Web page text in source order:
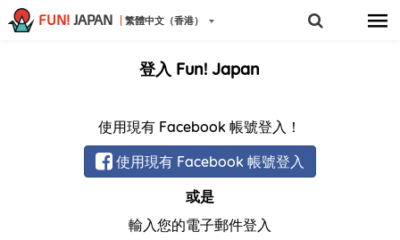
FUN! JAPAN 繁體中文（香港）
登入 Fun! Japan
使用現有 Facebook 帳號登入！
使用現有 Facebook 帳號登入
或是
輸入您的電子郵件登入